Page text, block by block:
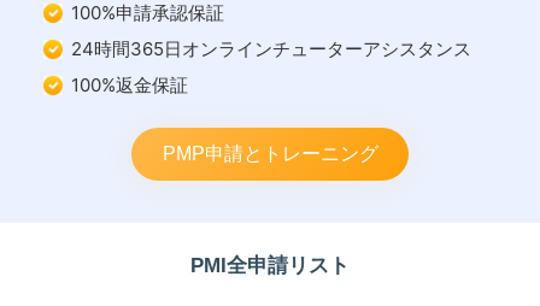
100%申請承認保証
24時間365日オンラインチューターアシスタンス
100%返金保証
PMP申請とトレーニング
PMI全申請リスト